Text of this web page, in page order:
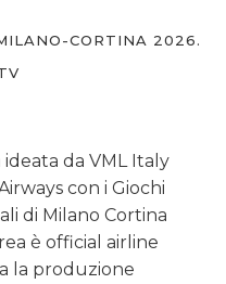
CORTINA 2026.
da VML Italy
con i Giochi
di Milano Cortina
è official airline
la produzione